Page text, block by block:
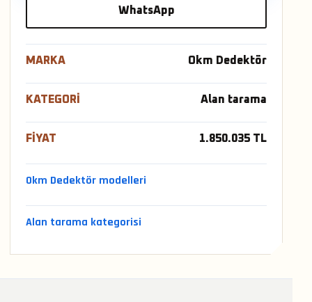
WhatsApp
MARKA Okm Dedektör
KATEGORI Alan tarama
FIYAT 1.850.035 TL
Okm Dedektör modelleri
Alan tarama kategorisi